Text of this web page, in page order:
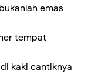
emas
tempat
kaki cantiknya